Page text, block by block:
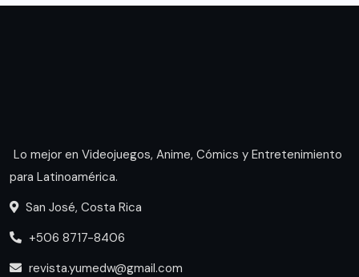
Lo mejor en Videojuegos, Anime, Cómics y Entretenimiento
para Latinoamérica.
San José, Costa Rica
+506 8717-8406
revista.yumedw@gmail.com